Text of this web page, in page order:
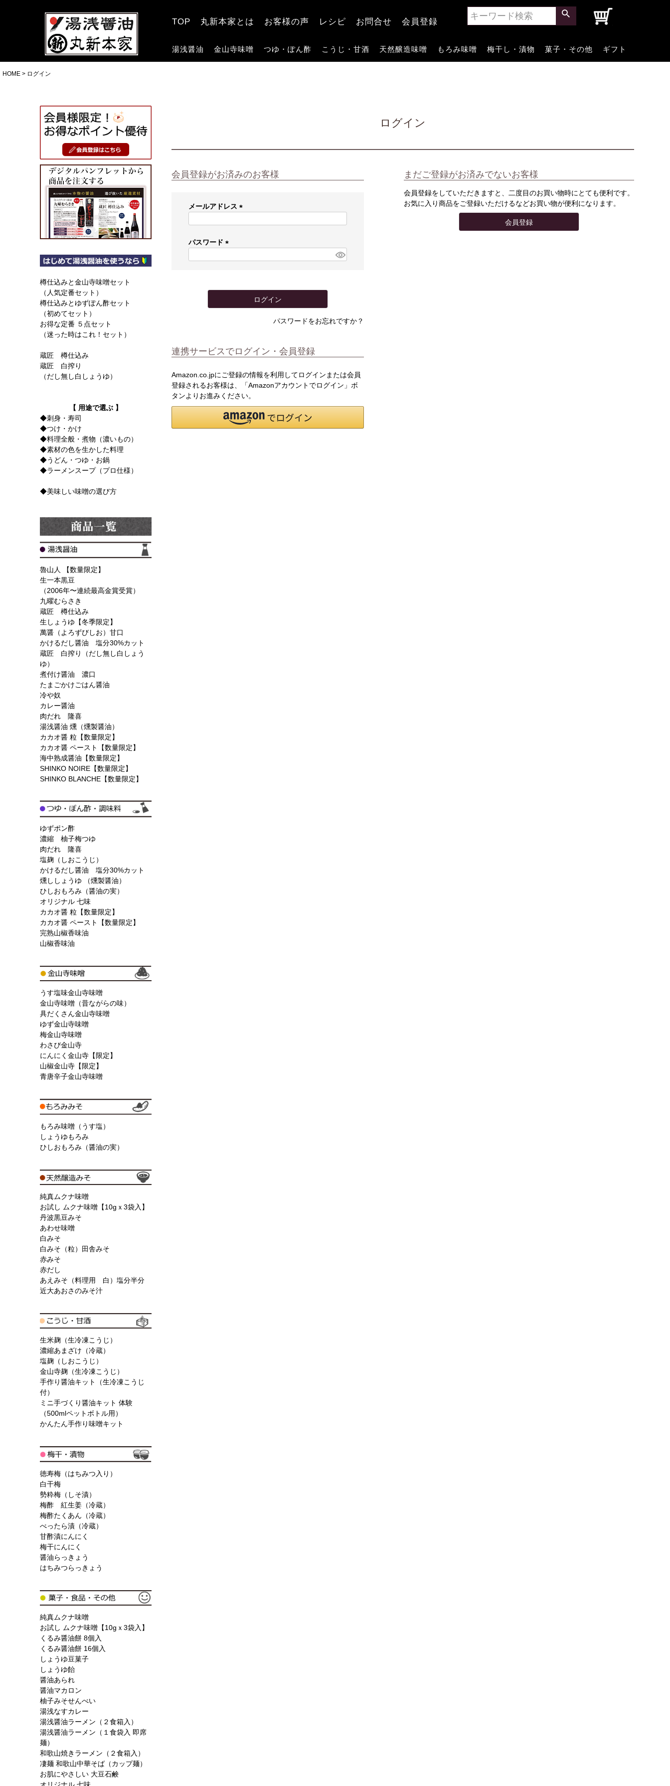
TOP 丸新本家とは お客様の声 レシピ お問合せ 会員登録
湯浅醤油 金山寺味噌 つゆ・ぽん酢 こうじ・甘酒 天然醸造味噌 もろみ味噌 梅干し・漬物 菓子・その他 ギフト
HOME ログイン
樽仕込みと金山寺味噌セット
（人気定番セット）
樽仕込みとゆずぽん酢セット
（初めてセット）
お得な定番 ５点セット
（迷った時はこれ！セット）
蔵匠 樽仕込み
蔵匠 白搾り
（だし無し白しょうゆ）
【 用途で選ぶ 】
◆刺身・寿司
◆つけ・かけ
◆料理全般・煮物（濃いもの）
◆素材の色を生かした料理
◆うどん・つゆ・お鍋
◆ラーメンスープ（プロ仕様）
◆美味しい味噌の選び方
魯山人 【数量限定】
生一本黒豆
（2006年〜連続最高金賞受賞）
九曜むらさき
蔵匠 樽仕込み
生しょうゆ【冬季限定】
萬醤（よろずびしお）甘口
かけるだし醤油 塩分30%カット
蔵匠 白搾り（だし無し白しょう
ゆ）
煮付け醤油 濃口
たまごかけごはん醤油
冷や奴
カレー醤油
肉だれ 隆喜
湯浅醤油 燻（燻製醤油）
カカオ醤 粒【数量限定】
カカオ醤 ペースト【数量限定】
海中熟成醤油【数量限定】
SHINKO NOIRE【数量限定】
SHINKO BLANCHE【数量限定】
ゆずポン酢
濃縮 柚子梅つゆ
肉だれ 隆喜
塩麹（しおこうじ）
かけるだし醤油 塩分30%カット
燻ししょうゆ （燻製醤油）
ひしおもろみ（醤油の実）
オリジナル 七味
カカオ醤 粒【数量限定】
カカオ醤 ペースト【数量限定】
完熟山椒香味油
山椒香味油
うす塩味金山寺味噌
金山寺味噌（昔ながらの味）
具だくさん金山寺味噌
ゆず金山寺味噌
梅金山寺味噌
わさび金山寺
にんにく金山寺【限定】
山椒金山寺【限定】
青唐辛子金山寺味噌
もろみ味噌（うす塩）
しょうゆもろみ
ひしおもろみ（醤油の実）
純真ムクナ味噌
お試し ムクナ味噌【10gｘ3袋入】
丹波黒豆みそ
あわせ味噌
白みそ
白みそ（粒）田舎みそ
赤みそ
赤だし
あえみそ（料理用 白）塩分半分
近大あおさのみそ汁
生米麹（生冷凍こうじ）
濃縮あまざけ（冷蔵）
塩麹（しおこうじ）
金山寺麹（生冷凍こうじ）
手作り醤油キット（生冷凍こうじ
付）
ミニ手づくり醤油キット 体験
（500mlペットボトル用）
かんたん手作り味噌キット
徳寿梅（はちみつ入り）
白干梅
勢粋梅（しそ漬）
梅酢 紅生姜（冷蔵）
梅酢たくあん（冷蔵）
べったら漬（冷蔵）
甘酢漬にんにく
梅干にんにく
醤油らっきょう
はちみつらっきょう
純真ムクナ味噌
お試し ムクナ味噌【10gｘ3袋入】
くるみ醤油餅 8個入
くるみ醤油餅 16個入
しょうゆ豆菓子
しょうゆ飴
醤油あられ
醤油マカロン
柚子みそせんべい
湯浅なすカレー
湯浅醤油ラーメン（２食箱入）
湯浅醤油ラーメン（１食袋入 即席
麺）
和歌山焼きラーメン（２食箱入）
凄麺 和歌山中華そば（カップ麺）
お肌にやさしい 大豆石鹸
ログイン
会員登録がお済みのお客様
メールアドレス
)
パスワード
ログイン
パスワードをお忘れですか？
連携サービスでログイン・会員登録
Amazon.co.jpにご登録の情報を利用してログインまたは会員
登録されるお客様は、「Amazonアカウントでログイン」ボ
タンよりお進みください。
まだご登録がお済みでないお客様
会員登録をしていただきますと、二度目のお買い物時にとても便利です。
お気に入り商品をご登録いただけるなどお買い物が便利になります。
会員登録